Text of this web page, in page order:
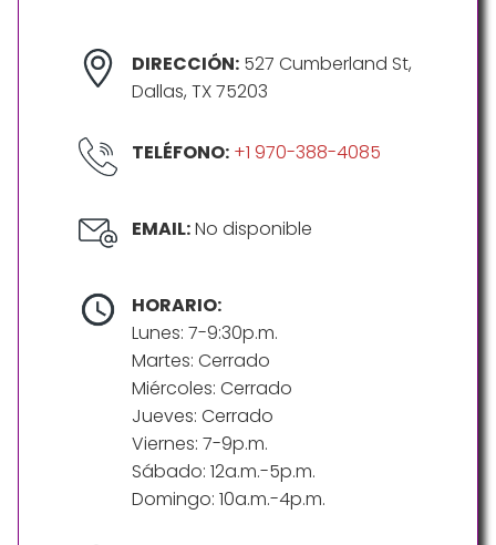
DIRECCIÓN: 527 Cumberland St,
Dallas, TX 75203
TELÉFONO: +1 970-388-4085
EMAIL:No disponible
HORARIO:
Lunes: 7-9:30p.m.
Martes: Cerrado
Miércoles: Cerrado
Jueves: Cerrado
Viernes: 7-9p.m.
Sábado: 12a.m.-5p.m.
Domingo: 10a.m.-4p.m.